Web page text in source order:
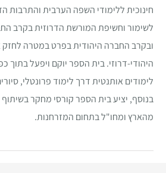
חינוכית ללימודי השפה הערבית והתרבות
לשימור וחשיפת המורשת הדרוזית בקרב
ובקרב החברה היהודית בפרט במטרה
היהודי-דרוזי. בית הספר יוקם ויפעל בתוך
לימודים אותנטית דרך לימוד פרונטלי,
בנוסף, יציע בית הספר קורסי מחקר
מהארץ ומחו"ל בתחום המזרחנות.